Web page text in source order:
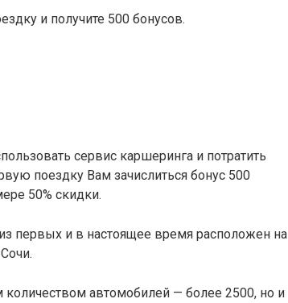
и получите 500 бонусов.
сервис каршеринга и потратить
поездку Вам зачислиться бонус 500
50% скидки.
первых и в настоящее время расположен на
автомобилей — более 2500, но и